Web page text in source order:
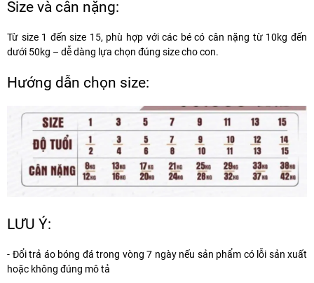
Size và cân nặng:
Từ size 1 đến size 15, phù hợp với các bé có cân nặng từ 10kg đến
dưới 50kg – dễ dàng lựa chọn đúng size cho con.
Hướng dẫn chọn size:
LƯU Ý:
- Đổi trả áo bóng đá trong vòng 7 ngày nếu sản phẩm có lỗi sản xuất
hoặc không đúng mô tả